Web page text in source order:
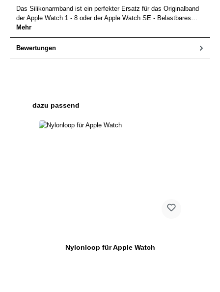
Das Silikonarmband ist ein perfekter Ersatz für das Originalband
der Apple Watch 1 - 8 oder der Apple Watch SE - Belastbares…
Mehr
Bewertungen
Produktgalerie überspringen
dazu passend
Nylonloop für Apple Watch